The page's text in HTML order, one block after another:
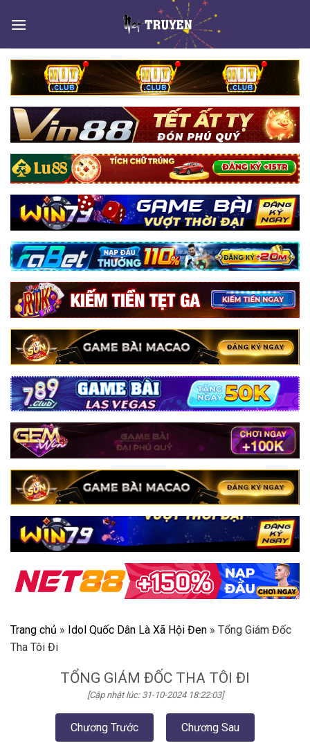
Trang chủ » Idol Quốc Dân Là Xã Hội Đen » Tổng Giám Đốc
Tha Tôi Đi
TỔNG GIÁM ĐỐC THA TÔI ĐI
[Cập nhật lúc: 31-10-2024 18:22:03]
Chương Trước Chương Sau